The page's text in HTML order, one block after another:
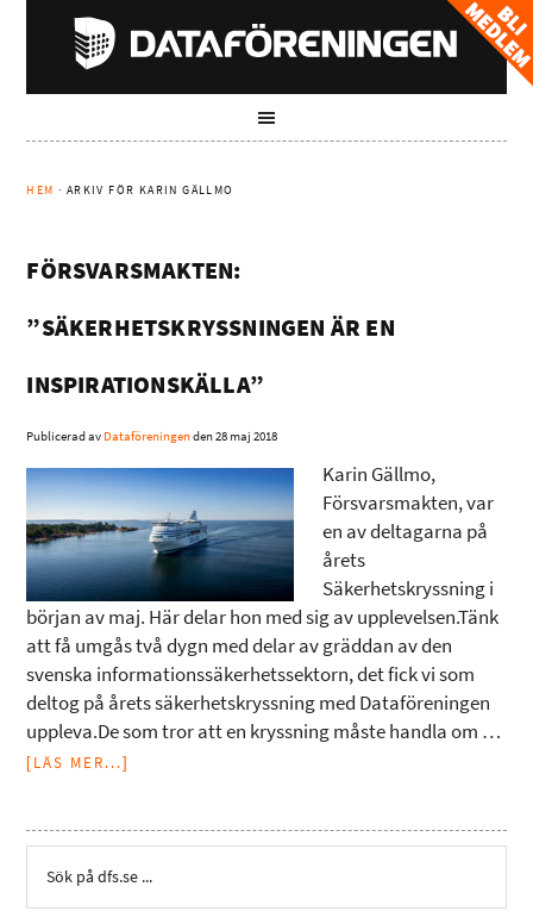
HEM · ARKIV FÖR KARIN GÄLLMO
FÖRSVARSMAKTEN:
”SÄKERHETSKRYSSNINGEN ÄR EN
INSPIRATIONSKÄLLA”
Publicerad av Dataföreningenden28 maj 2018
Karin Gällmo,
Försvarsmakten, var
en av deltagarna på
årets
Säkerhetskryssning i
början av maj. Här delar hon med sig av upplevelsen.Tänk
att få umgås två dygn med delar av gräddan av den
svenska informationssäkerhetssektorn, det fick vi som
deltog på årets säkerhetskryssning med Dataföreningen
uppleva.De som tror att en kryssning måste handla om …
[LÄS MER...]